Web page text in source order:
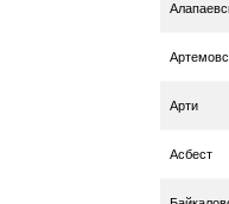
Арти
Асбест